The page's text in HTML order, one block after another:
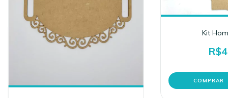
Kit